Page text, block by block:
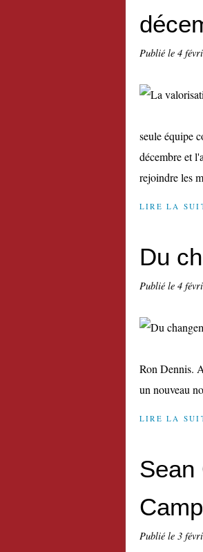
Publié le 4
seule équipe
décembre et
rejoindre les
LIRE LA
Du
Publié le 4
Ron Dennis.
un nouveau
LIRE LA
Sean
Publié le 3